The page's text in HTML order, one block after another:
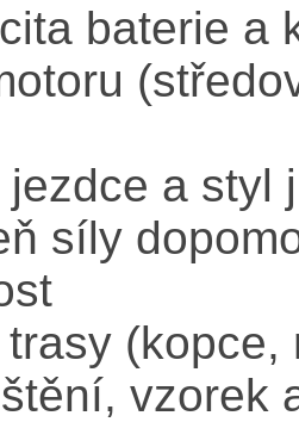
baterie a
jezdce a styl
síly
trasy
vzorek